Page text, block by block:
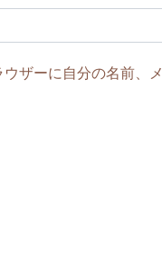
ザーに自分の名前、